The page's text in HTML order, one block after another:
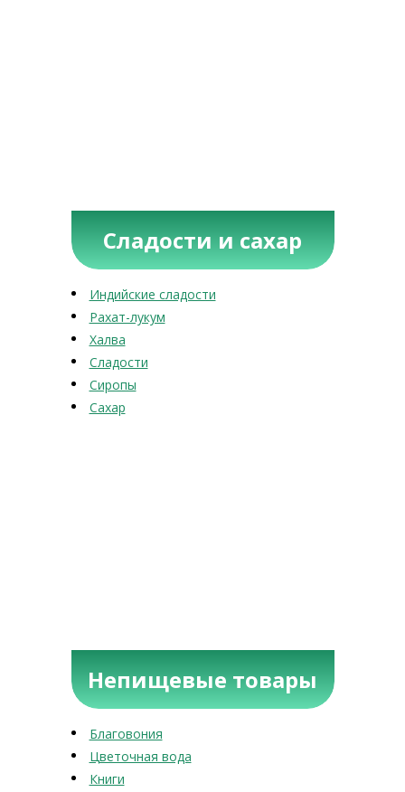
Сладости и сахар
Индийские сладости
Рахат-лукум
Халва
Сладости
Сиропы
Сахар
Непищевые товары
Благовония
Цветочная вода
Книги